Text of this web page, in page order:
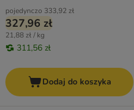
pojedynczo 333,92 zł
327,96 zł
21,88 zł / kg
311,56 zł
Dodaj do koszyka